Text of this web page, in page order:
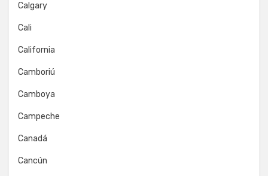
Calgary
Cali
California
Camboriú
Camboya
Campeche
Canadá
Cancún